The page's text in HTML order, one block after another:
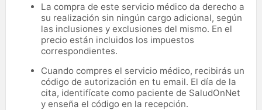
La compra de este servicio médico da derecho a
su realización sin ningún cargo adicional, según
las inclusiones y exclusiones del mismo. En el
precio están incluidos los impuestos
correspondientes.
Cuando compres el servicio médico, recibirás un
código de autorización en tu email. El día de la
cita, identifícate como paciente de SaludOnNet
y enseña el código en la recepción.